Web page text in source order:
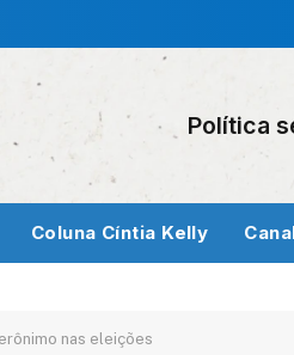
Política
Coluna Cíntia Kelly
nas eleições